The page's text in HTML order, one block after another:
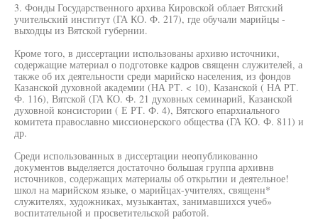
3. Фонды Государственного архива Кировской облает Вятский
учительский институт (ГА КО. Ф. 217), где обучали марийцы -
выходцы из Вятской губернии.
Кроме того, в диссертации использованы архивю источники,
содержащие материал о подготовке кадров священн служителей, а
также об их деятельности среди марийско населения, из фондов
Казанской духовной академии (НА РТ. < 10), Казанской ( НА РТ.
Ф. 116), Вятской (ГА КО. Ф. 21 духовных семинарий, Казанской
духовной консистории ( Е РТ. Ф. 4), Вятского епархиального
комитета православно миссионерского общества (ГА КО. Ф. 811) и
др.
Среди использованных в диссертации неопубликованно
документов выделяется достаточно большая группа архивнв
источников, содержащих материалы об открытии и деятельное!
школ на марийском языке, о марийцах-учителях, священн*
служителях, художниках, музыкантах, занимавшихся учеб»
воспитательной и просветительской работой.